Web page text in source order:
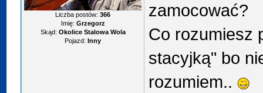
Liczba postów:366
Imię: Grzegorz
Skąd: Okolice Stalowa Wola
Pojazd: Inny
zamocować?
Co rozumiesz
stacyjką" bo
rozumiem..